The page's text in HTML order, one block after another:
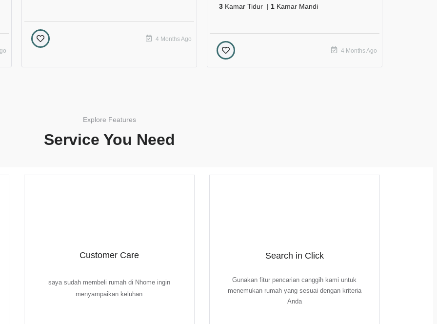
4 Months Ago
3Kamar Tidur | 1Kamar Mandi
4 Months Ago
Explore Features
Service You Need
Customer Care
saya sudah membeli rumah di Nhome ingin
menyampaikan keluhan
Search in Click
Gunakan fitur pencarian canggih kami untuk
menemukan rumah yang sesuai dengan kriteria
Anda